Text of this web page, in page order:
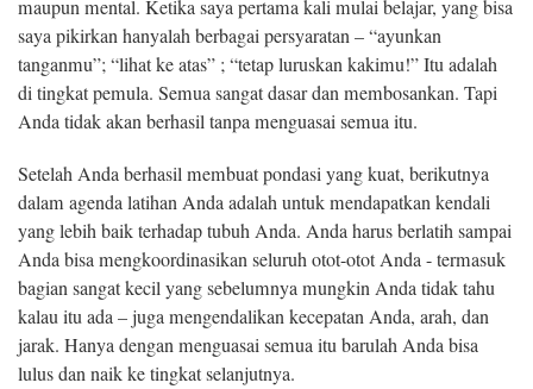
maupun mental. Ketika saya pertama kali mulai belajar, yang bisa
saya pikirkan hanyalah berbagai persyaratan – “ayunkan
tanganmu”; “lihat ke atas” ; “tetap luruskan kakimu!” Itu adalah
di tingkat pemula. Semua sangat dasar dan membosankan. Tapi
Anda tidak akan berhasil tanpa menguasai semua itu.
Setelah Anda berhasil membuat pondasi yang kuat, berikutnya
dalam agenda latihan Anda adalah untuk mendapatkan kendali
yang lebih baik terhadap tubuh Anda. Anda harus berlatih sampai
Anda bisa mengkoordinasikan seluruh otot-otot Anda - termasuk
bagian sangat kecil yang sebelumnya mungkin Anda tidak tahu
kalau itu ada – juga mengendalikan kecepatan Anda, arah, dan
jarak. Hanya dengan menguasai semua itu barulah Anda bisa
lulus dan naik ke tingkat selanjutnya.